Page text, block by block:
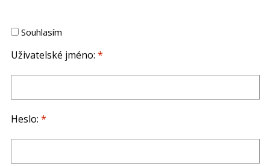
Souhlasím
Uživatelské jméno: *
Heslo: *